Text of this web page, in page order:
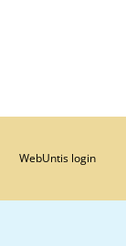
WebUntis login